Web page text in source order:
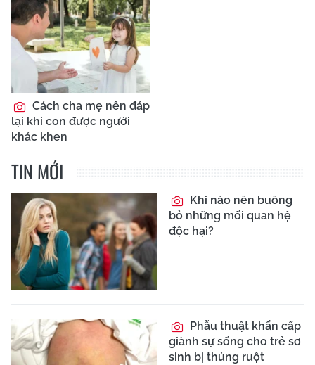
Cách cha mẹ nên đáp
lại khi con được người
khác khen
TIN MỚI
Khi nào nên buông
bỏ những mối quan hệ
độc hại?
Phẫu thuật khẩn cấp
giành sự sống cho trẻ sơ
sinh bị thủng ruột